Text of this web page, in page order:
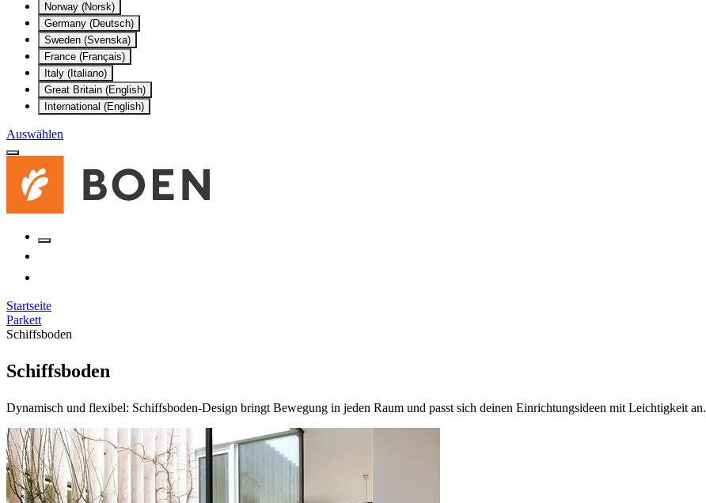
Norway (Norsk)
Germany (Deutsch)
Sweden (Svenska)
France (Français)
Italy (Italiano)
Great Britain (English)
International (English)
Auswählen
Startseite
Parkett
Schiffsboden
Schiffsboden
Dynamisch und flexibel: Schiffsboden-Design bringt Bewegung in jeden Raum und passt sich deinen Einrichtungsideen mit Leichtigkeit an.